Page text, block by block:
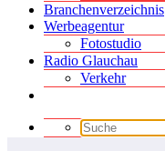
Branchenverzeichnis
Werbeagentur
Fotostudio
Radio Glauchau
Verkehr